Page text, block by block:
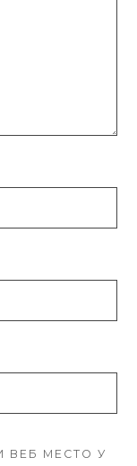
ВЕБ МЕСТО У